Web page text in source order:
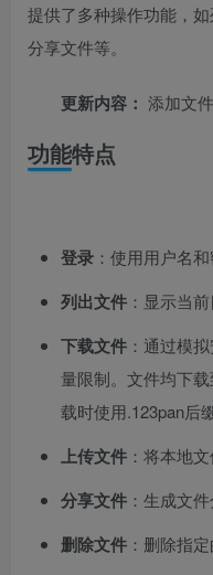
提供了多种操作功能，如
分享文件等。
更新内容： 添加文
功能特点
登录 ：使用用户名
列出文件 ：显示当
下载文件 ：通过模
量限制。文件均下
载时使用.123pan后
上传文件 ：将本地
分享文件 ：生成文件
删除文件 ：删除指